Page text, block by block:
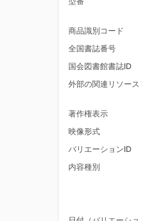
商品識別コード
全国書誌番号
国会図書館書誌ID
外部の関連リソース
著作権表示
映像形式
バリエーションID
内容種別